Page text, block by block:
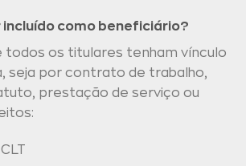
incluído como beneficiário?
todos os titulares tenham vínculo
seja por contrato de trabalho,
prestação de serviço ou